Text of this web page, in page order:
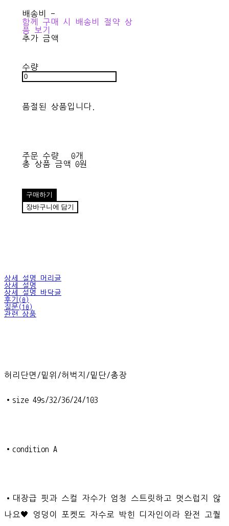
배송비 -
함께 구매 시 배송비 절약 상
품 보기
추가 금액
수량
품절된 상품입니다.
주문 수량
0개
총 상품 금액
0원
구매하기
장바구니에 담기
상세 설명 머리글
상세 설명
상세 설명 바닥글
후기(0)
질문(10)
관련 상품
허리단면/밑위/허벅지/밑단/총장
•size 49s/32/36/24/103
•condition A
•대장급 핏과 스컬 자수가 엄청 스트릿하고 멋스럽지 않
나요🖤 엉덩이 포켓도 자수로 박힌 디자인이라 완전 고퀄